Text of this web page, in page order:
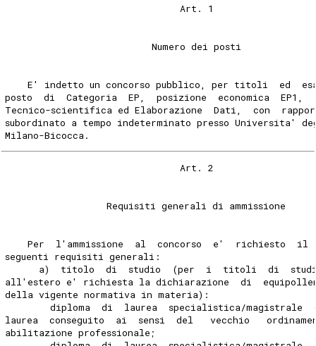
                               Art. 1
                          Numero dei posti
E' indetto un concorso pubblico, per titoli  ed
posto  di  Categoria  EP,  posizione  economica  EP1,
Tecnico-scientifica ed Elaborazione  Dati,  con
subordinato a tempo indeterminato presso Universita'
Milano-Bicocca.
                               Art. 2
                  Requisiti generali di ammissione
Per  l'ammissione  al  concorso  e'  richiesto  il
seguenti requisiti generali:
a)  titolo  di  studio  (per  i  titoli  di
all'estero e' richiesta la dichiarazione  di
della vigente normativa in materia):
diploma  di  laurea  specialistica/magistrale
laurea  conseguito  ai  sensi  del   vecchio
abilitazione professionale;